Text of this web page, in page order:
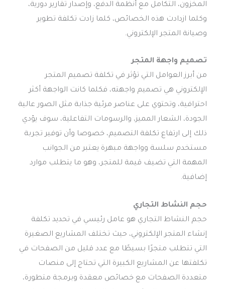
المخزون، التكامل مع أنظمة الدفع، وإصدار تقارير دورية،
وكلما ازدادت هذه الخصائص، كلما زادت تكلفة تطوير
وصيانة المتجر الإلكتروني.
تصميم واجهة المتجر
من أبرز العوامل التي تؤثر في تكلفة تصميم المتجر
الإلكتروني هي تصميم واجهته، فكلما كانت الواجهة أكثر
احترافية، وتحتوي على عناصر مرئية جذابة مثل الصور عالية
الجودة، الشعار المميز، والرسومات التفاعلية، سوف يؤدي
ذلك إلى ارتفاع تكلفة التصميم، خصوصا وأن توفير تجربة
مستخدم سلسة وواجهة مبهرة يعتبر من الجوانب
المهمة التي تضيف قيمة للمتجر، وهو ما يتطلب موارد
إضافية.
حجم النشاط التجاري
حجم النشاط التجاري هو عامل رئيسي في تحديد تكلفة
إنشاء المتجر الإلكتروني، حيث تختلف المشاريع الصغيرة
التي تتطلب متجرًا بسيطًا مع عدد قليل من الصفحات في
تكلفتها عن المشاريع الكبيرة التي تحتاج إلى منصات
متعددة الصفحات مع خصائص معقدة وبرمجة متطورة،